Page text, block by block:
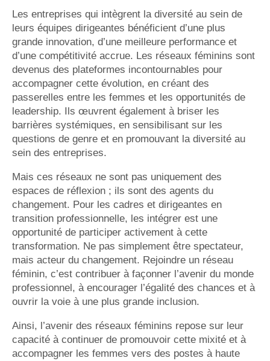
Les entreprises qui intègrent la diversité au sein de
leurs équipes dirigeantes bénéficient d’une plus
grande innovation, d’une meilleure performance et
d’une compétitivité accrue. Les réseaux féminins sont
devenus des plateformes incontournables pour
accompagner cette évolution, en créant des
passerelles entre les femmes et les opportunités de
leadership. Ils œuvrent également à briser les
barrières systémiques, en sensibilisant sur les
questions de genre et en promouvant la diversité au
sein des entreprises.
Mais ces réseaux ne sont pas uniquement des
espaces de réflexion ; ils sont des agents du
changement. Pour les cadres et dirigeantes en
transition professionnelle, les intégrer est une
opportunité de participer activement à cette
transformation. Ne pas simplement être spectateur,
mais acteur du changement. Rejoindre un réseau
féminin, c’est contribuer à façonner l’avenir du monde
professionnel, à encourager l’égalité des chances et à
ouvrir la voie à une plus grande inclusion.
Ainsi, l’avenir des réseaux féminins repose sur leur
capacité à continuer de promouvoir cette mixité et à
accompagner les femmes vers des postes à haute